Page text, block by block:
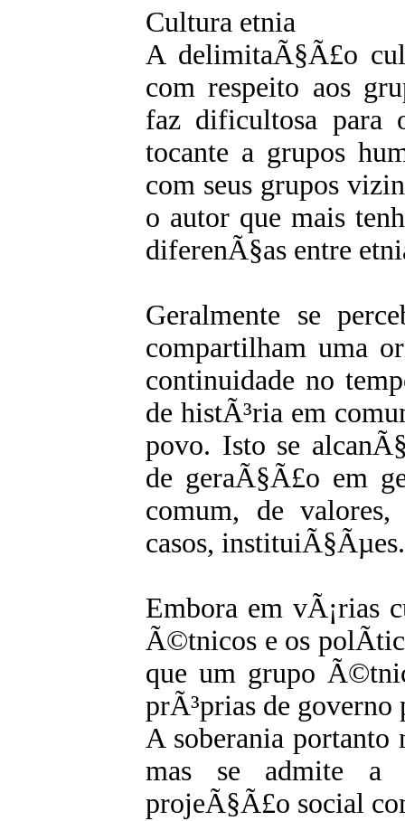
Cultura etnia
A delimitaÃ§Ã£o
com respeito aos
faz dificultosa para
tocante a grupos
com seus grupos
o autor que mais
diferenÃ§as entre
Geralmente se
compartilham uma
continuidade no
de histÃ³ria em
povo. Isto se
de geraÃ§Ã£o em
comum, de
casos, instituiÃ§Ãµes.
Embora em vÃ¡rias
Ã©tnicos e os
que um grupo
prÃ³prias de governo
A soberania
mas se admite a
projeÃ§Ã£o social